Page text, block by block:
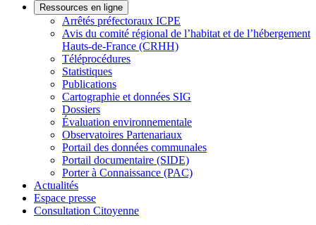
Ressources en ligne
Arrêtés préfectoraux ICPE
Avis du comité régional de l’habitat et de l’hébergement
Hauts-de-France (CRHH)
Téléprocédures
Statistiques
Publications
Cartographie et données SIG
Dossiers
Évaluation environnementale
Observatoires Partenariaux
Portail des données communales
Portail documentaire (SIDE)
Porter à Connaissance (PAC)
Actualités
Espace presse
Consultation Citoyenne